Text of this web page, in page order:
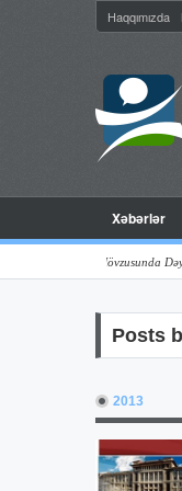
Haqqımızda
Xəbərlər
Mövzusunda Dəyirmi
Posts
2013